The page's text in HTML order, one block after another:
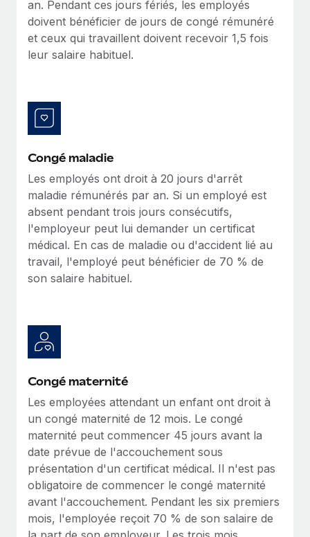
Création d’entité
Établissez des entités rapidement et en toute
conformité
employés
Avantages sociaux
Gérez facilement les avantages sociaux
Explorer le blog
Intégrations Gusto et Xero et Gestion des
freelances Plus
toute taille à embaucher, gérer et payer...
En savoir plus
Comment Phiture gère ses 55 employés
répartis dans 19 pays grâce à Remote
Phiture, un leader notable du conseil en matière de
an. Pendant ces jours fériés, les employés
doivent bénéficier de jours de congé rémunéré
et ceux qui travaillent doivent recevoir 1,5 fois
leur salaire habituel.
Congé maladie
Les employés ont droit à 20 jours d'arrêt
maladie rémunérés par an. Si un employé est
absent pendant trois jours consécutifs,
l'employeur peut lui demander un certificat
médical. En cas de maladie ou d'accident lié au
travail, l'employé peut bénéficier de 70 % de
son salaire habituel.
Congé maternité
Les employées attendant un enfant ont droit à
un congé maternité de 12 mois. Le congé
maternité peut commencer 45 jours avant la
date prévue de l'accouchement sous
présentation d'un certificat médical. Il n'est pas
obligatoire de commencer le congé maternité
avant l'accouchement. Pendant les six premiers
mois, l'employée reçoit 70 % de son salaire de